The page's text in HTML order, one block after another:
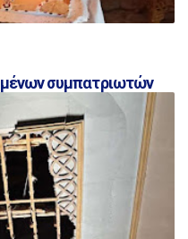
συμπατριωτών